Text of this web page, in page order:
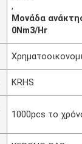
,
Μονάδα
0Nm3/Hr
KRHS
1000pcs το